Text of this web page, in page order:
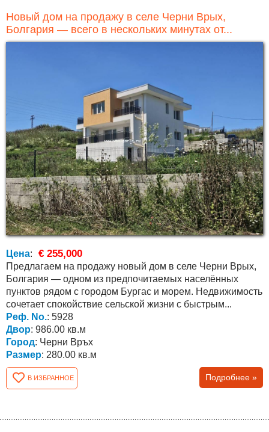
Новый дом на продажу в селе Черни Врых,
Болгария — всего в нескольких минутах от...
Цена: € 255,000
Предлагаем на продажу новый дом в селе Черни Врых,
Болгария — одном из предпочитаемых населённых
пунктов рядом с городом Бургас и морем. Недвижимость
сочетает спокойствие сельской жизни с быстрым...
Реф. No.: 5928
Двор: 986.00 кв.м
Город: Черни Връх
Размер: 280.00 кв.м
В ИЗБРАННОЕ Подробнее »